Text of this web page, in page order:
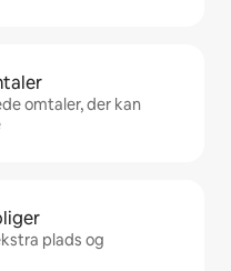
omtaler, der kan
plads og